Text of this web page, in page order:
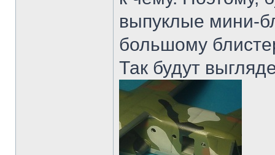
выпуклые мини-
большому
Так будут